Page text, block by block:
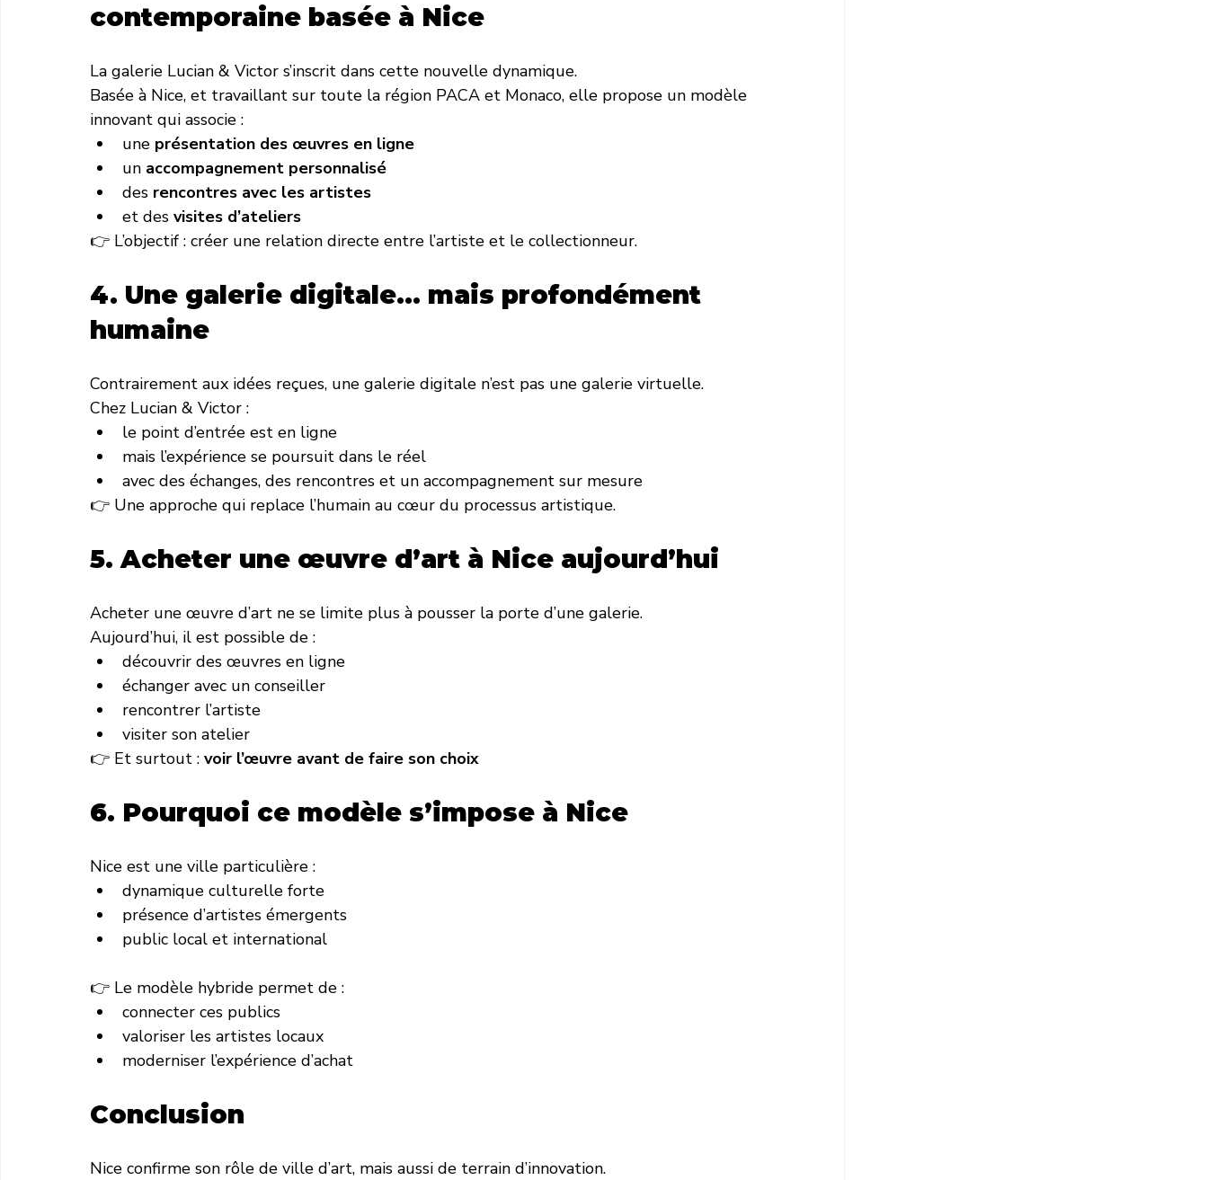
contemporaine basée à Nice
La galerie Lucian & Victor s’inscrit dans cette nouvelle dynamique.
Basée à Nice, et travaillant sur toute la région PACA et Monaco, elle propose un modèle
innovant qui associe :
une présentation des œuvres en ligne
un accompagnement personnalisé
des rencontres avec les artistes
et des visites d’ateliers
👉 L’objectif : créer une relation directe entre l’artiste et le collectionneur.
4. Une galerie digitale… mais profondément
humaine
Contrairement aux idées reçues, une galerie digitale n’est pas une galerie virtuelle.
Chez Lucian & Victor :
le point d’entrée est en ligne
mais l’expérience se poursuit dans le réel
avec des échanges, des rencontres et un accompagnement sur mesure
👉 Une approche qui replace l’humain au cœur du processus artistique.
5. Acheter une œuvre d’art à Nice aujourd’hui
Acheter une œuvre d’art ne se limite plus à pousser la porte d’une galerie.
Aujourd’hui, il est possible de :
découvrir des œuvres en ligne
échanger avec un conseiller
rencontrer l’artiste
visiter son atelier
👉 Et surtout : voir l’œuvre avant de faire son choix
6. Pourquoi ce modèle s’impose à Nice
Nice est une ville particulière :
dynamique culturelle forte
présence d’artistes émergents
public local et international
👉 Le modèle hybride permet de :
connecter ces publics
valoriser les artistes locaux
moderniser l’expérience d’achat
Conclusion
Nice confirme son rôle de ville d’art, mais aussi de terrain d’innovation.